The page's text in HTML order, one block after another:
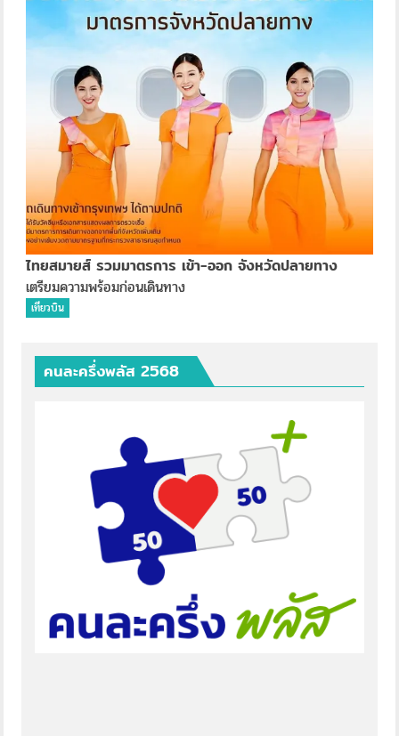
ไทยสมายส์ รวมมาตรการ เข้า-ออก จังหวัดปลายทาง
เตรียมความพร้อมก่อนเดินทาง
เที่ยวบิน
คนละครึ่งพลัส 2568